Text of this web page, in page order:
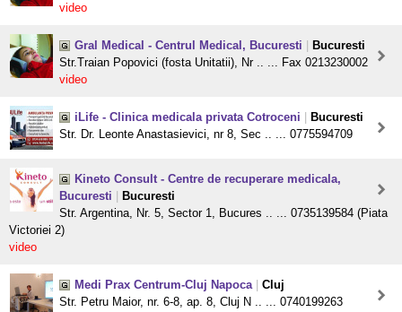
video
Gral Medical - Centrul Medical, Bucuresti
Bucuresti
Str.Traian Popovici (fosta Unitatii), Nr .. ... Fax 0213230002
video
iLife - Clinica medicala privata Cotroceni
Bucuresti
Str. Dr. Leonte Anastasievici, nr 8, Sec .. ... 0775594709
Kineto Consult - Centre de recuperare medicala,
Bucuresti
Bucuresti
Str. Argentina, Nr. 5, Sector 1, Bucures .. ... 0735139584 (Piata
Victoriei 2)
video
Medi Prax Centrum-Cluj Napoca
Cluj
Str. Petru Maior, nr. 6-8, ap. 8, Cluj N .. ... 0740199263